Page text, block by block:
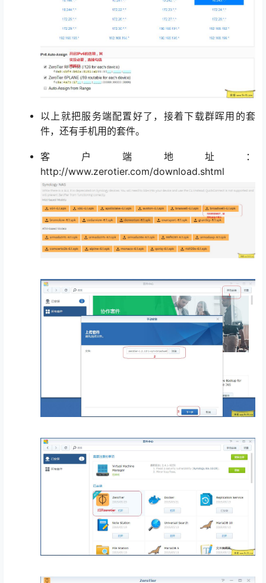
以上就把服务端配置好了，接着下载群晖用的套
件，还有手机用的套件。
客户端地址：
http://www.zerotier.com/download.shtml